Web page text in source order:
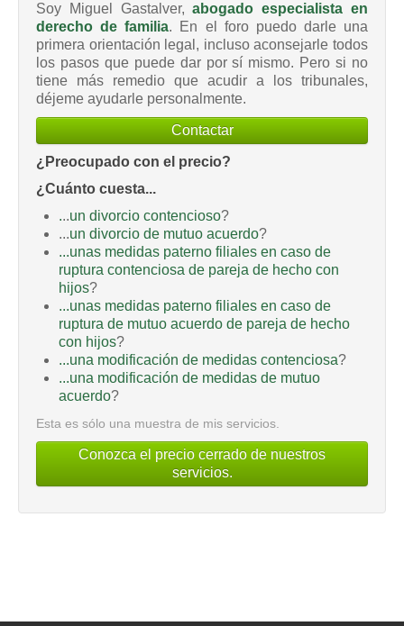
Soy Miguel Gastalver,abogado especialista en
derecho de familia. En el foro puedo darle una
primera orientación legal, incluso aconsejarle todos
los pasos que puede dar por sí mismo. Pero si no
tiene más remedio que acudir a los tribunales,
déjeme ayudarle personalmente.
Contactar
¿Preocupado con el precio?
¿Cuánto cuesta...
...un divorcio contencioso?
...un divorcio de mutuo acuerdo?
...unas medidas paterno filiales en caso de
ruptura contenciosa de pareja de hecho con
hijos?
...unas medidas paterno filiales en caso de
ruptura de mutuo acuerdo de pareja de hecho
con hijos?
...una modificación de medidas contenciosa?
...una modificación de medidas de mutuo
acuerdo?
Esta es sólo una muestra de mis servicios.
Conozca el precio cerrado de nuestros
servicios.